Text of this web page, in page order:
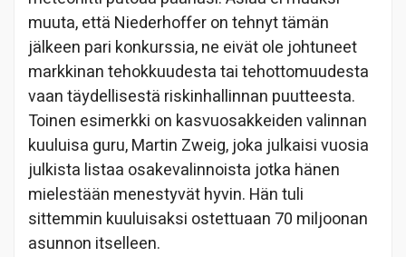
muuta, että Niederhoffer on tehnyt tämän
jälkeen pari konkurssia, ne eivät ole johtuneet
markkinan tehokkuudesta tai tehottomuudesta
vaan täydellisestä riskinhallinnan puutteesta.
Toinen esimerkki on kasvuosakkeiden valinnan
kuuluisa guru, Martin Zweig, joka julkaisi vuosia
julkista listaa osakevalinnoista jotka hänen
mielestään menestyvät hyvin. Hän tuli
sittemmin kuuluisaksi ostettuaan 70 miljoonan
asunnon itselleen.